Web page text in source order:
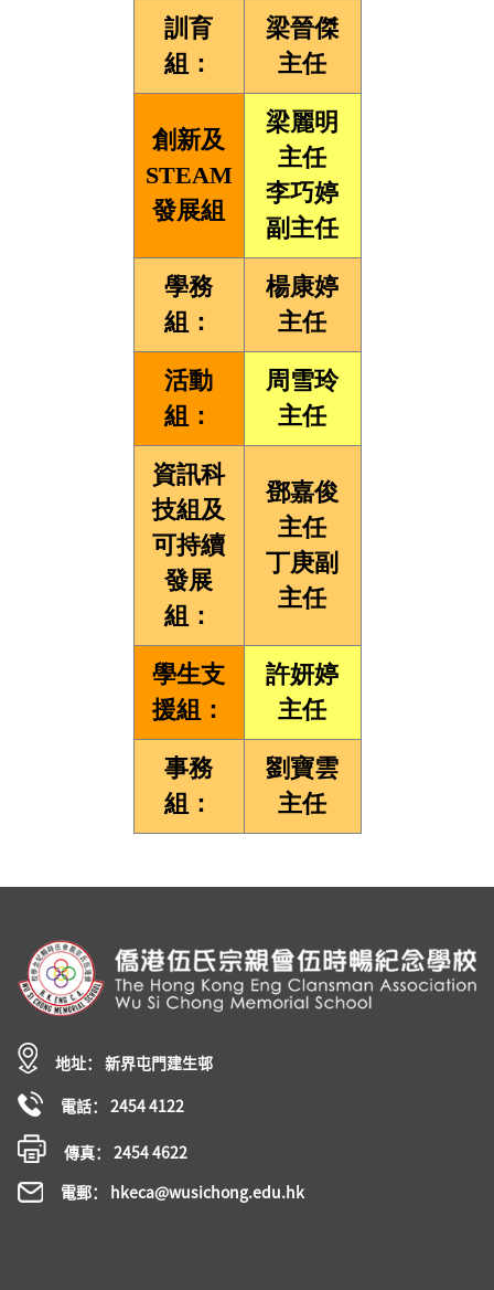
訓育
組：
梁晉傑
主任
創新及
STEAM
發展組
梁麗明
主任
李巧婷
副主任
學務
組：
楊康婷
主任
活動
組：
周雪玲
主任
資訊科
技組及
可持續
發展
組：
鄧嘉俊
主任
丁庚副
主任
學生支
援組：
許妍婷
主任
事務
組：
劉寶雲
主任
地址： 新界屯門建生邨
電話： 2454 4122
傳真： 2454 4622
電郵： hkeca@wusichong.edu.hk